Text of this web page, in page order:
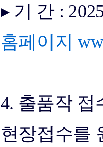
▸ 기 간 :
홈페이지
4. 출품작 접
현장접수를